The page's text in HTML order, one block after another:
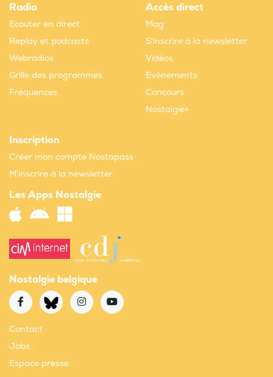
Radio
Ecouter en direct
Replay et podcasts
Webradios
Grille des programmes
Fréquences
Accès direct
Mag
S'inscrire à la newsletter
Vidéos
Evènements
Concours
Nostalgie+
Inscription
Créer mon compte Nostapass
M'inscrire à la newsletter
Les Apps Nostalgie
Nostalgie belgique
Contact
Jobs
Espace presse